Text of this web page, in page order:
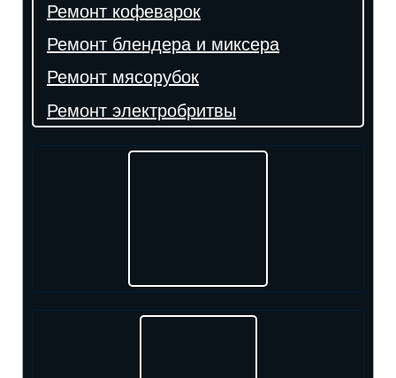
Ремонт кофеварок
Ремонт блендера и миксера
Ремонт мясорубок
Ремонт электробритвы